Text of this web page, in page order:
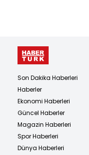
Son Dakika Haberleri
Haberler
Ekonomi Haberleri
Güncel Haberler
Magazin Haberleri
Spor Haberleri
Dünya Haberleri